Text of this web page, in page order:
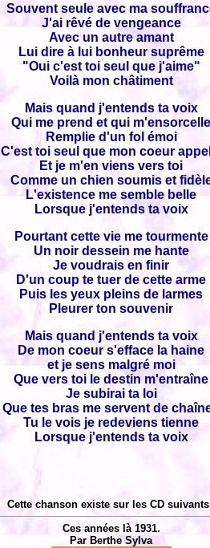
Souvent seule avec ma
J'ai rêvé de vengeance
Avec un autre amant
Lui dire à lui bonheur suprême
"Oui c'est toi seul que j'aime"
Voilà mon châtiment
Mais quand j'entends ta voix
Qui me prend et qui
Remplie d'un fol émoi
C'est toi seul que mon coeur
Et je m'en viens vers toi
Comme un chien soumis et
L'existence me semble belle
Lorsque j'entends ta voix
Pourtant cette vie me tourmente
Un noir dessein me hante
Je voudrais en finir
D'un coup te tuer de cette arme
Puis les yeux pleins de larmes
Pleurer ton souvenir
Mais quand j'entends ta voix
De mon coeur s'efface la haine
et je sens malgré moi
Que vers toi le destin m'entraîne
Je subirai ta loi
Que tes bras me servent de
Tu le vois je redeviens tienne
Lorsque j'entends ta voix
Cette chanson existe sur les CD
Ces années là 1931.
Par Berthe Sylva